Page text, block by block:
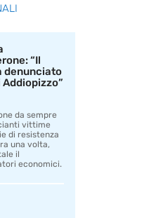
“Il
denunciato
da sempre
vittime
di resistenza
una volta,
il
economici.